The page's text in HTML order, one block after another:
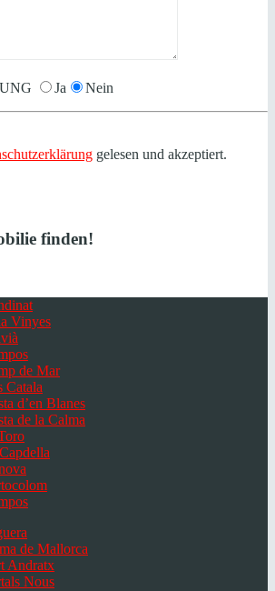
Ja Nein
gelesen und akzeptiert.
finden!
Vinyes
de Mar
Catala
d’en Blanes
de la Calma
de Mallorca
Andratx
Nous